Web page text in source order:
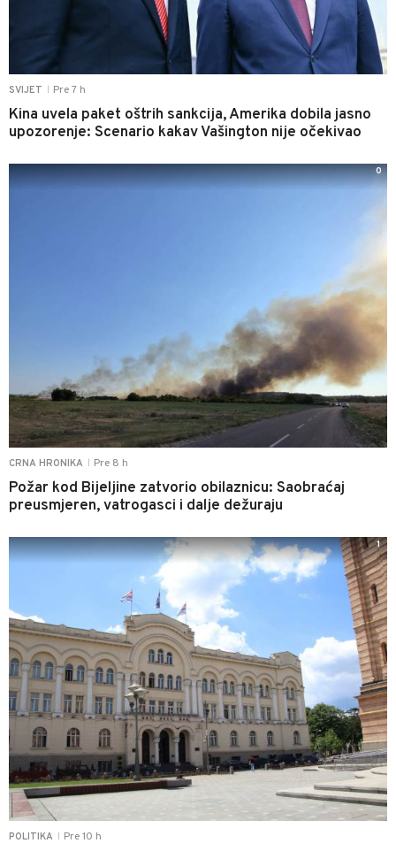
SVIJET Pre 7 h
Kina uvela paket oštrih sankcija, Amerika dobila jasno
upozorenje: Scenario kakav Vašington nije očekivao
CRNA HRONIKA Pre 8 h
Požar kod Bijeljine zatvorio obilaznicu: Saobraćaj
preusmjeren, vatrogasci i dalje dežuraju
0
POLITIKA Pre 10 h
1